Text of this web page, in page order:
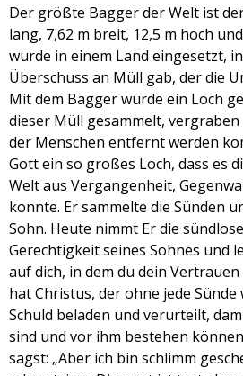
Der größte Bagger der Welt ist
lang, 7,62 m breit, 12,5 m hoch
wurde in einem Land eingesetzt,
Überschuss an Müll gab, der die
Mit dem Bagger wurde ein Loch
dieser Müll gesammelt, vergraben
der Menschen entfernt werden
Gott ein so großes Loch, dass es
Welt aus Vergangenheit,
konnte. Er sammelte die Sünden
Sohn. Heute nimmt Er die
Gerechtigkeit seines Sohnes und
auf dich, in dem du dein
hat Christus, der ohne jede
Schuld beladen und verurteilt,
sind und vor ihm bestehen
sagst: „Aber ich bin schlimm